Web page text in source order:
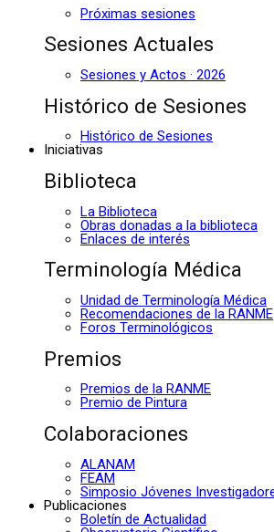
Próximas sesiones
Sesiones Actuales
Sesiones y Actos · 2026
Histórico de Sesiones
Histórico de Sesiones
Iniciativas
Biblioteca
La Biblioteca
Obras donadas a la biblioteca
Enlaces de interés
Terminología Médica
Unidad de Terminología Médica
Recomendaciones de la RANME
Foros Terminológicos
Premios
Premios de la RANME
Premio de Pintura
Colaboraciones
ALANAM
FEAM
Simposio Jóvenes
Publicaciones
Boletín de Actualidad